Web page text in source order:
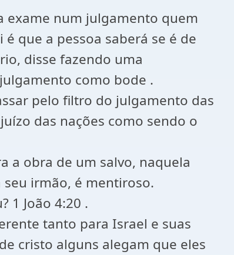
exame num julgamento quem
que a pessoa saberá se é de
disse fazendo uma
como bode .
pelo filtro do julgamento das
das nações como sendo o
a obra de um salvo, naquela
seu irmão, é mentiroso.
1 João 4:20 .
tanto para Israel e suas
cristo alguns alegam que eles